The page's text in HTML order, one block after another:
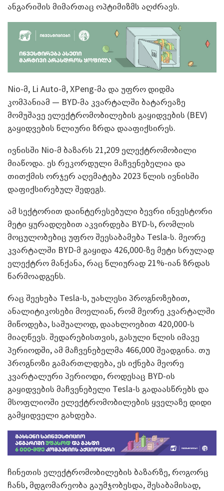
ანგარიშის მიმართაც ოპტიმიზმს აღძრავს.
Nio-მ, Li Auto-მ, XPeng-მა და უფრო დიდმა
კომპანიამ — BYD-მა კვარტალში ბატარეაზე
მომუშავე ელექტრომობილების გაყიდვების (BEV)
გაყიდვების წლიური ზრდა დააფიქსირეს.
ივნისში Nio-მ ბაზარს 21,209 ელექტრომობილი
მიაწოდა. ეს რეკორდული მაჩვენებელია და
თითქმის ორჯერ აღემატება 2023 წლის ივნისში
დაფიქსირებულ შედეგს.
ამ სექტორით დაინტერესებული ბევრი ინვესტორი
მეტი ყურადღებით აკვირდება BYD-ს, რომლის
მოცულობებიც უფრო შეესაბამება Tesla-ს. მეორე
კვარტალში BYD-მ გაყიდა 426,000-ზე მეტი სრულად
ელექტრო მანქანა, რაც წლიურად 21%-იან ზრდას
წარმოადგენს.
რაც შეეხება Tesla-ს, უახლესი პროგნოზებით,
ანალიტიკოსები მოელიან, რომ მეორე კვარტალში
მიწოდება, საშუალოდ, დაახლოებით 420,000-ს
მიაღწევს. შედარებისთვის, გასული წლის იმავე
პერიოდში, ამ მაჩვენებელმა 466,000 შეადგინა. თუ
პროგნოზი გამართლდება, ეს იქნება მეორე
კვარტალური პერიოდი, როდესაც BYD-ის
გაყიდვების მაჩვენებელი Tesla-ს გადაასწრებს და
მსოფლიოში ელექტრომობილების ყველაზე დიდი
გამყიდველი გახდება.
ჩინეთის ელექტრომობილების ბაზარზე, როგორც
ჩანს, მდგომარეობა გაუმჯობესდა, შესაბამისად,